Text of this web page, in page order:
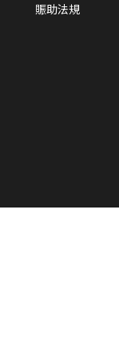
賑助法規